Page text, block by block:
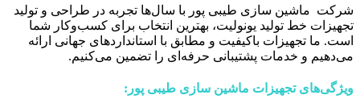
شرکت ماشین سازی طیبی پور با سال‌ها تجربه در طراحی و تولید
تجهیزات خط تولید یونولیت، بهترین انتخاب برای کسب‌وکار شما
است. ما تجهیزات باکیفیت و مطابق با استانداردهای جهانی ارائه
می‌دهیم و خدمات پشتیبانی حرفه‌ای را تضمین می‌کنیم.
ویژگی‌های تجهیزات ماشین سازی طیبی پور: